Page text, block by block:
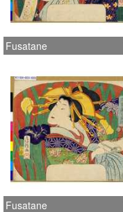
Fusatane
Fusatane